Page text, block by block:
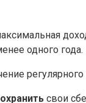
одного
свои